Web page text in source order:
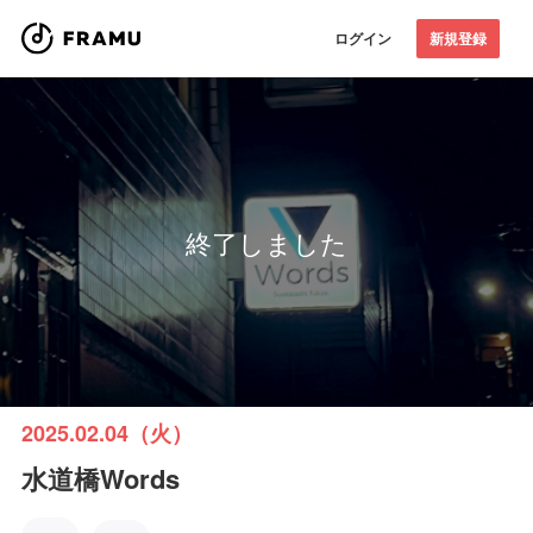
ログイン 新規登録
終了しました
2025.02.04（火）
水道橋Words